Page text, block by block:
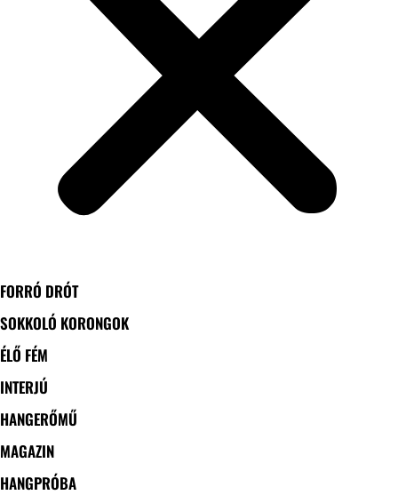
FORRÓ DRÓT
SOKKOLÓ KORONGOK
ÉLŐ FÉM
INTERJÚ
HANGERŐMŰ
MAGAZIN
HANGPRÓBA